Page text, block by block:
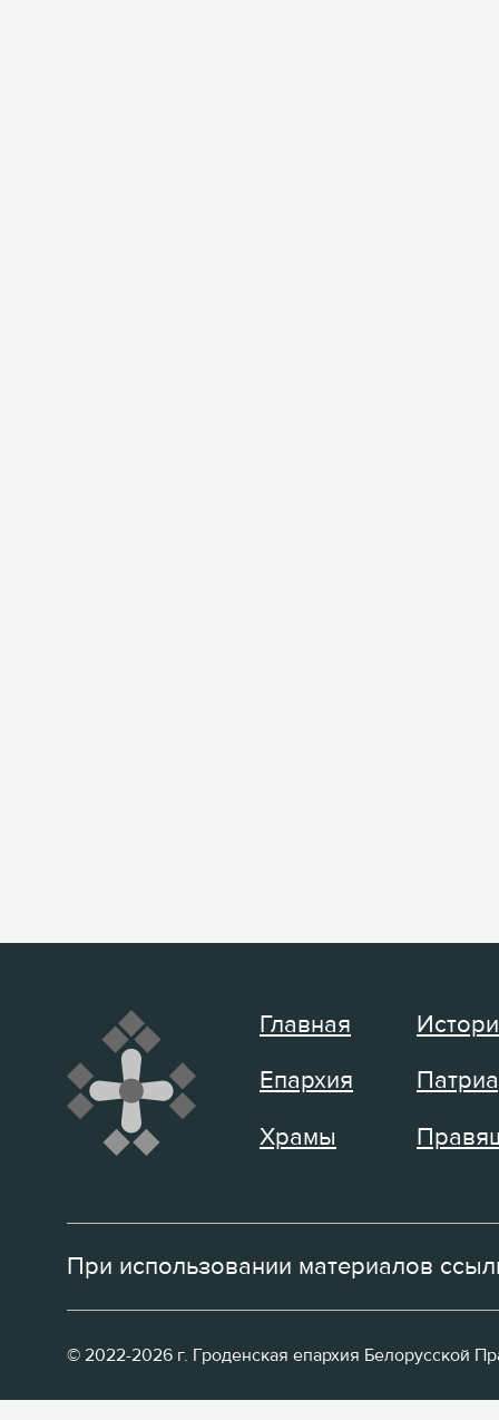
Главная
Епархия
Храмы
При использовании материалов
© 2022-2026 г. Гроденская епархия Белорусской